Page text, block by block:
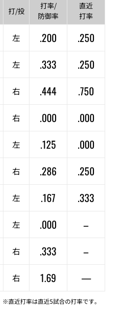
打/投
打率/
防御率
直近
打率
左 .200
.250
左 .333
.250
右 .444
.750
右 .000
.000
左 .125
.000
右 .286
.250
左 .167
.333
左 .000
–
右 .333
–
右 1.69 —
※直近打率は直近5試合の打率です。